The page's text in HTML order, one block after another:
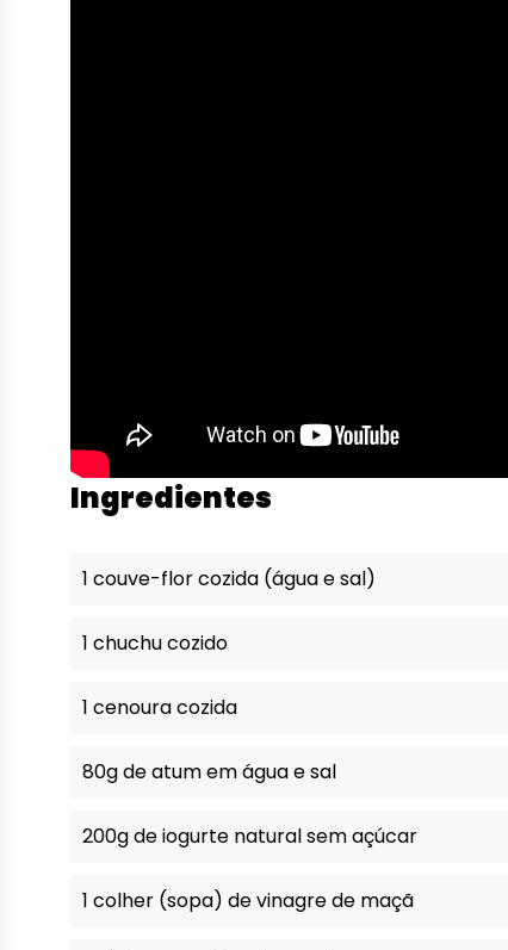
Ingredientes
1 couve-flor cozida (água e sal)
1 chuchu cozido
1 cenoura cozida
80g de atum em água e sal
200g de iogurte natural sem açúcar
1 colher (sopa) de vinagre de maçã